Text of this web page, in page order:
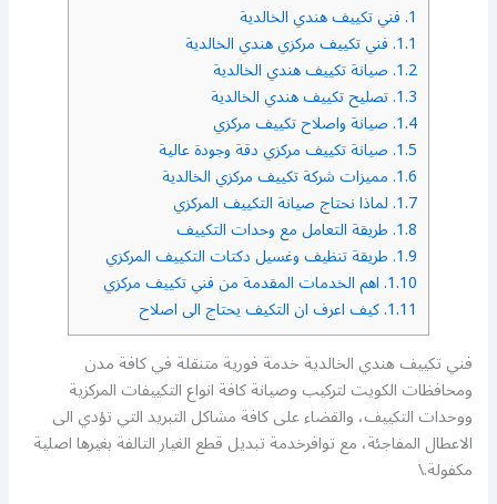
1. فني تكييف هندي الخالدية
1.1. فني تكييف مركزي هندي الخالدية
1.2. صيانة تكييف هندي الخالدية
1.3. تصليح تكييف هندي الخالدية
1.4. صيانة واصلاح تكييف مركزي
1.5. صيانة تكييف مركزي دقة وجودة عالية
1.6. مميزات شركة تكييف مركزي الخالدية
1.7. لماذا نحتاج صيانة التكييف المركزي
1.8. طريقة التعامل مع وحدات التكييف
1.9. طريقة تنظيف وغسيل دكتات التكييف المركزي
1.10. اهم الخدمات المقدمة من فني تكييف مركزي
1.11. كيف اعرف ان التكيف يحتاج الى اصلاح
فني تكييف هندي الخالدية خدمة فورية متنقلة في كافة مدن
ومحافظات الكويت لتركيب وصيانة كافة انواع التكييفات المركزية
ووحدات التكييف، والقضاء على كافة مشاكل التبريد التي تؤدي الى
الاعطال المفاجئة، مع توافرخدمة تبديل قطع الغيار التالفة بغيرها اصلية
مكفولة.\